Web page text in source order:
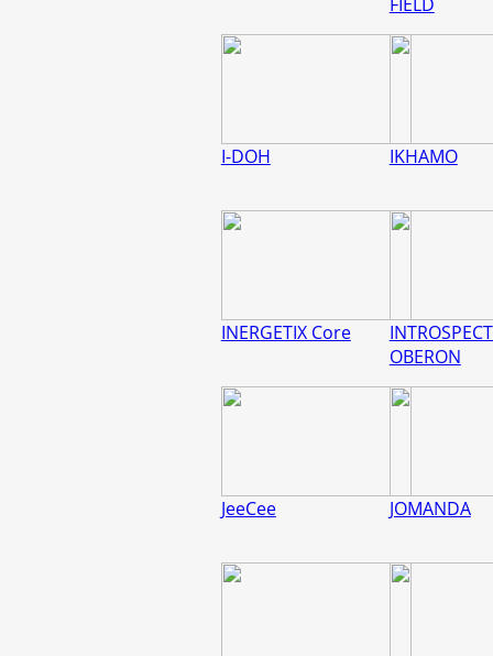
I-DOH IKHAMO
INERGETIX Core
OBERON
JeeCee JOMANDA